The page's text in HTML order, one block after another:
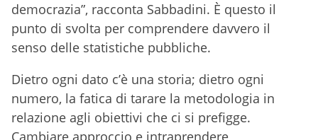
democrazia”, racconta Sabbadini. È questo il
punto di svolta per comprendere davvero il
senso delle statistiche pubbliche.
Dietro ogni dato c’è una storia; dietro ogni
numero, la fatica di tarare la metodologia in
relazione agli obiettivi che ci si prefigge.
Cambiare approccio e intraprendere